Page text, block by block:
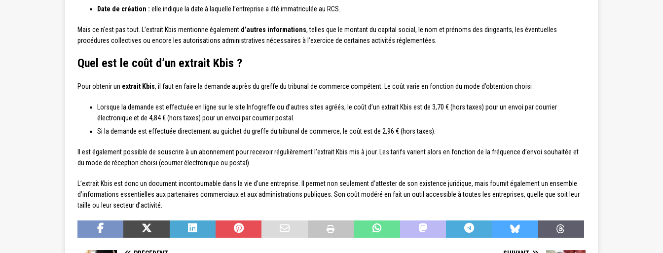
Date de création : elle indique la date à laquelle l’entreprise a été immatriculée au RCS.
Mais ce n’est pas tout. L’extrait Kbis mentionne également d’autres informations, telles que le montant du capital social, le nom et prénoms des dirigeants, les éventuelles
procédures collectives ou encore les autorisations administratives nécessaires à l’exercice de certaines activités réglementées.
Quel est le coût d’un extrait Kbis ?
Pour obtenir un extrait Kbis, il faut en faire la demande auprès du greffe du tribunal de commerce compétent. Le coût varie en fonction du mode d’obtention choisi :
Lorsque la demande est effectuée en ligne sur le site Infogreffe ou d’autres sites agréés, le coût d’un extrait Kbis est de 3,70 € (hors taxes) pour un envoi par courrier
électronique et de 4,84 € (hors taxes) pour un envoi par courrier postal.
Si la demande est effectuée directement au guichet du greffe du tribunal de commerce, le coût est de 2,96 € (hors taxes).
Il est également possible de souscrire à un abonnement pour recevoir régulièrement l’extrait Kbis mis à jour. Les tarifs varient alors en fonction de la fréquence d’envoi souhaitée et
du mode de réception choisi (courrier électronique ou postal).
L’extrait Kbis est donc un document incontournable dans la vie d’une entreprise. Il permet non seulement d’attester de son existence juridique, mais fournit également un ensemble
d’informations essentielles aux partenaires commerciaux et aux administrations publiques. Son coût modéré en fait un outil accessible à toutes les entreprises, quelle que soit leur
taille ou leur secteur d’activité.